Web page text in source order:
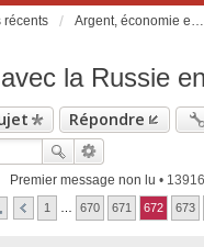
récents Argent, économie et finance. Alimentation et agriculture. Développement durable, pollution de l'air et catastrophes. Gestion des déchets.
la Russie
Répondre
Premier message non lu •
1 670 671 672 673